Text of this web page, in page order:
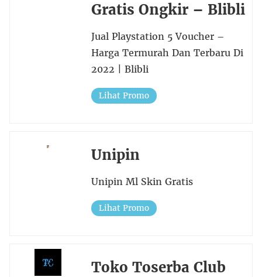
Gratis Ongkir – Blibli
Jual Playstation 5 Voucher –
Harga Termurah Dan Terbaru Di
2022 | Blibli
Lihat Promo
Unipin
Unipin Ml Skin Gratis
Lihat Promo
Toko Toserba Club